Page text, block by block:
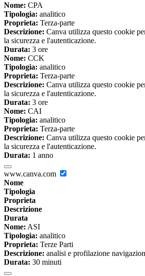
Nome: CPA
Tipologia: analitico
Proprieta: Terza-parte
Descrizione: Canva utilizza questo cookie
la sicurezza e l'autenticazione.
Durata: 3 ore
Nome: CCK
Tipologia: analitico
Proprieta: Terza-parte
Descrizione: Canva utilizza questo cookie
la sicurezza e l'autenticazione.
Durata: 3 ore
Nome: CAI
Tipologia: analitico
Proprieta: Terza-parte
Descrizione: Canva utilizza questo cookie
la sicurezza e l'autenticazione.
Durata: 1 anno
www.canva.com
Nome
Tipologia
Proprieta
Descrizione
Durata
Nome: ASI
Tipologia: analitico
Proprieta: Terze Parti
Descrizione: analisi e profilazione
Durata: 30 minuti